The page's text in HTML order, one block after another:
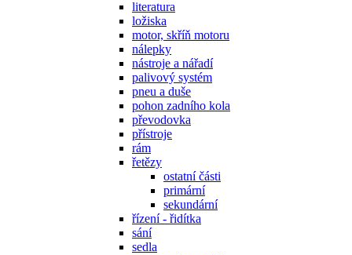
literatura
ložiska
motor, skříň motoru
nálepky
nástroje a nářadí
palivový systém
pneu a duše
pohon zadního kola
převodovka
přístroje
rám
řetězy
ostatní části
primární
sekundární
řízení - řidítka
sání
sedla